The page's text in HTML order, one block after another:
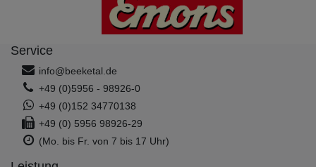
Service
info@beeketal.de
+49 (0)5956 - 98926-0
+49 (0)152 34770138
+49 (0) 5956 98926-29
(Mo. bis Fr. von 7 bis 17 Uhr)